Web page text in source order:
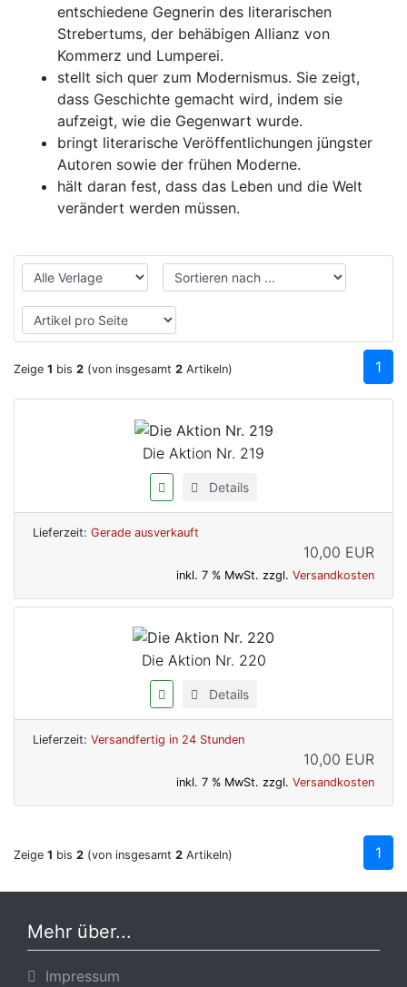
entschiedene Gegnerin des literarischen
Strebertums, der behäbigen Allianz von
Kommerz und Lumperei.
stellt sich quer zum Modernismus. Sie zeigt,
dass Geschichte gemacht wird, indem sie
aufzeigt, wie die Gegenwart wurde.
bringt literarische Veröffentlichungen jüngster
Autoren sowie der frühen Moderne.
hält daran fest, dass das Leben und die Welt
verändert werden müssen.
Zeige 1 bis 2 (von insgesamt 2 Artikeln) 1
Die Aktion Nr. 219
Details
Lieferzeit: Gerade ausverkauft
10,00 EUR
inkl. 7 % MwSt. zzgl. Versandkosten
Die Aktion Nr. 220
Details
Lieferzeit: Versandfertig in 24 Stunden
10,00 EUR
inkl. 7 % MwSt. zzgl. Versandkosten
Zeige 1 bis 2 (von insgesamt 2 Artikeln) 1
Mehr über...
Impressum